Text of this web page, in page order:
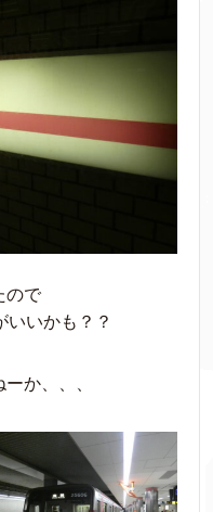
ので
いいかも？？
か、、、